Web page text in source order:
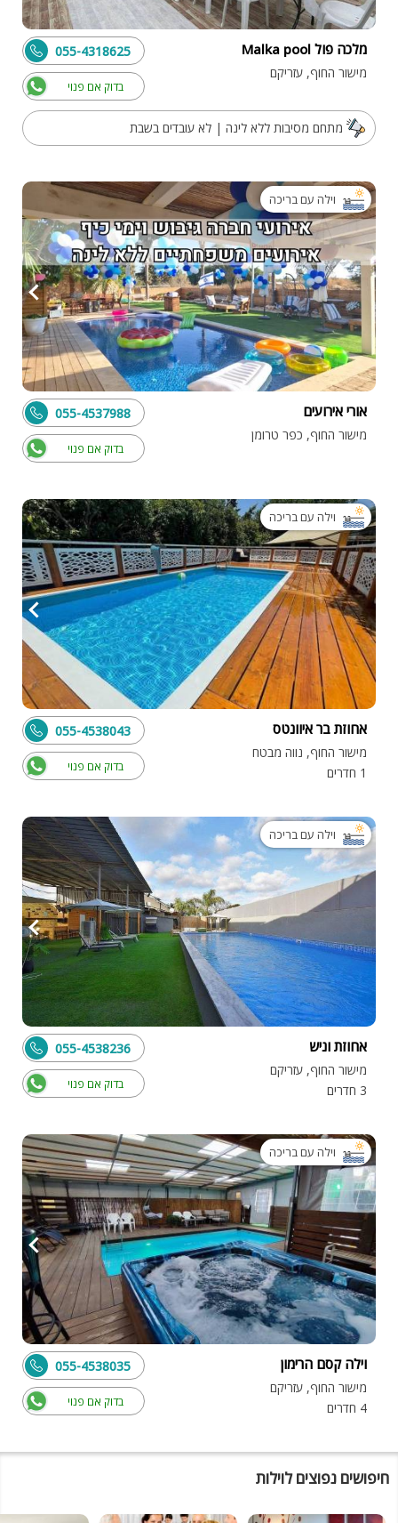
מלכה פול Malka pool
מישור החוף, עזריקם
בדוק אם פנוי
055-4318625
מתחם מסיבות ללא לינה | לא עובדים בשבת
וילה עם בריכה
אורי אירועים
מישור החוף, כפר טרומן
בדוק אם פנוי
055-4537988
וילה עם בריכה
אחוזת בר איוונטס
מישור החוף, נווה מבטח
1 חדרים
בדוק אם פנוי
055-4538043
וילה עם בריכה
אחוזת וניש
מישור החוף, עזריקם
3 חדרים
בדוק אם פנוי
055-4538236
וילה עם בריכה
וילה קסם הרימון
מישור החוף, עזריקם
4 חדרים
בדוק אם פנוי
055-4538035
חיפושים נפוצים לוילות